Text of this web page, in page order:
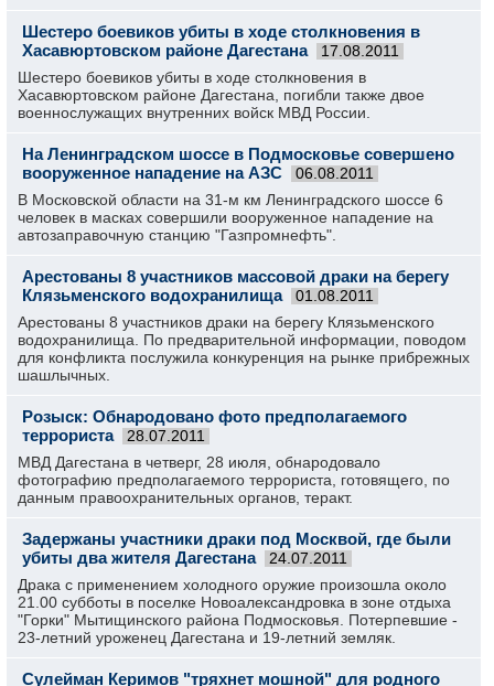
Шестеро боевиков убиты в ходе столкновения в
Хасавюртовском районе Дагестана
17.08.2011
Шестеро боевиков убиты в ходе столкновения в
Хасавюртовском районе Дагестана, погибли также двое
военнослужащих внутренних войск МВД России.
На Ленинградском шоссе в Подмосковье совершено
вооруженное нападение на АЗС
06.08.2011
В Московской области на 31-м км Ленинградского шоссе 6
человек в масках совершили вооруженное нападение на
автозаправочную станцию "Газпромнефть".
Арестованы 8 участников массовой драки на берегу
Клязьменского водохранилища
01.08.2011
Арестованы 8 участников драки на берегу Клязьменского
водохранилища. По предварительной информации, поводом
для конфликта послужила конкуренция на рынке прибрежных
шашлычных.
Розыск: Обнародовано фото предполагаемого
террориста
28.07.2011
МВД Дагестана в четверг, 28 июля, обнародовало
фотографию предполагаемого террориста, готовящего, по
данным правоохранительных органов, теракт.
Задержаны участники драки под Москвой, где были
убиты два жителя Дагестана
24.07.2011
Драка с применением холодного оружие произошла около
21.00 субботы в поселке Новоалександровка в зоне отдыха
"Горки" Мытищинского района Подмосковья. Потерпевшие -
23-летний уроженец Дагестана и 19-летний земляк.
Сулейман Керимов "тряхнет мошной" для родного